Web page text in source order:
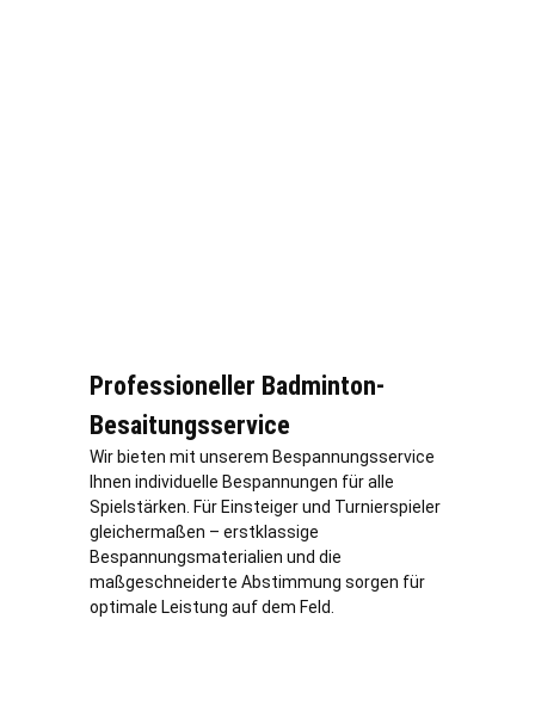
Professioneller Badminton-
Besaitungsservice
Wir bieten mit unserem Bespannungsservice
Ihnen individuelle Bespannungen für alle
Spielstärken. Für Einsteiger und Turnierspieler
gleichermaßen – erstklassige
Bespannungsmaterialien und die
maßgeschneiderte Abstimmung sorgen für
optimale Leistung auf dem Feld.